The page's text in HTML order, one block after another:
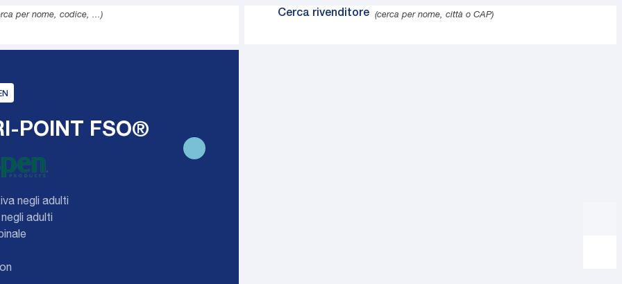
per nome, codice, ...) Cerca rivenditore (cerca per nome, città o CAP)
POINT FSO®
negli adulti
adulti